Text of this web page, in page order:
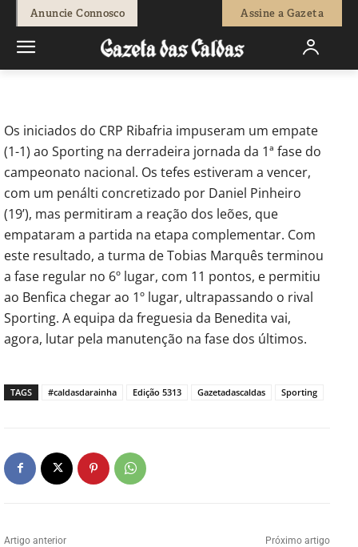
Anuncie Connosco Assine a Gazeta
Redação - 17 de Janeiro, 2020 0
Os iniciados do CRP Ribafria impuseram um empate
(1-1) ao Sporting na derradeira jornada da 1ª fase do
campeonato nacional. Os tefes estiveram a vencer,
com um penálti concretizado por Daniel Pinheiro
(19’), mas permitiram a reação dos leões, que
empataram a partida na etapa complementar. Com
este resultado, a turma de Tobias Marquês terminou
a fase regular no 6º lugar, com 11 pontos, e permitiu
ao Benfica chegar ao 1º lugar, ultrapassando o rival
Sporting. A equipa da freguesia da Benedita vai,
agora, lutar pela manutenção na fase dos últimos.
TAGS #caldasdarainha Edição 5313 Gazetadascaldas Sporting
Artigo anterior Próximo artigo